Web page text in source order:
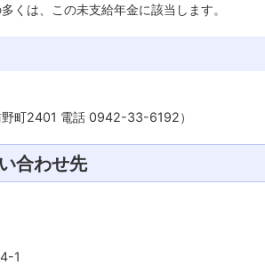
くは、この未支給年金に該当します。
町2401 電話 0942-33-6192）
合わせ先
1